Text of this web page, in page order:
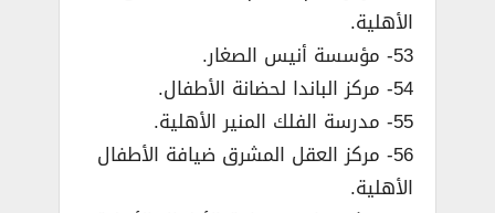
الأهلية.
53- مؤسسة أنيس الصغار.
54- مركز الباندا لحضانة الأطفال.
55- مدرسة الفلك المنير الأهلية.
56- مركز العقل المشرق ضيافة الأطفال
الأهلية.